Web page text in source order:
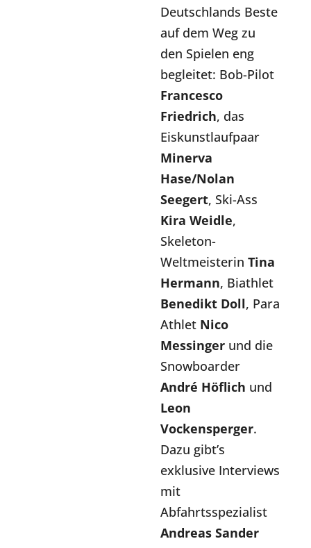
Deutschlands Beste
auf dem Weg zu
den Spielen eng
begleitet: Bob-Pilot
Francesco
Friedrich, das
Eiskunstlaufpaar
Minerva
Hase/Nolan
Seegert, Ski-Ass
Kira Weidle,
Skeleton-
WeltmeisterinTina
Hermann, Biathlet
Benedikt Doll, Para
Athlet Nico
Messinger und die
Snowboarder
André Höflich und
Leon
Vockensperger.
Dazu gibt’s
exklusive Interviews
mit
Abfahrtsspezialist
Andreas Sander